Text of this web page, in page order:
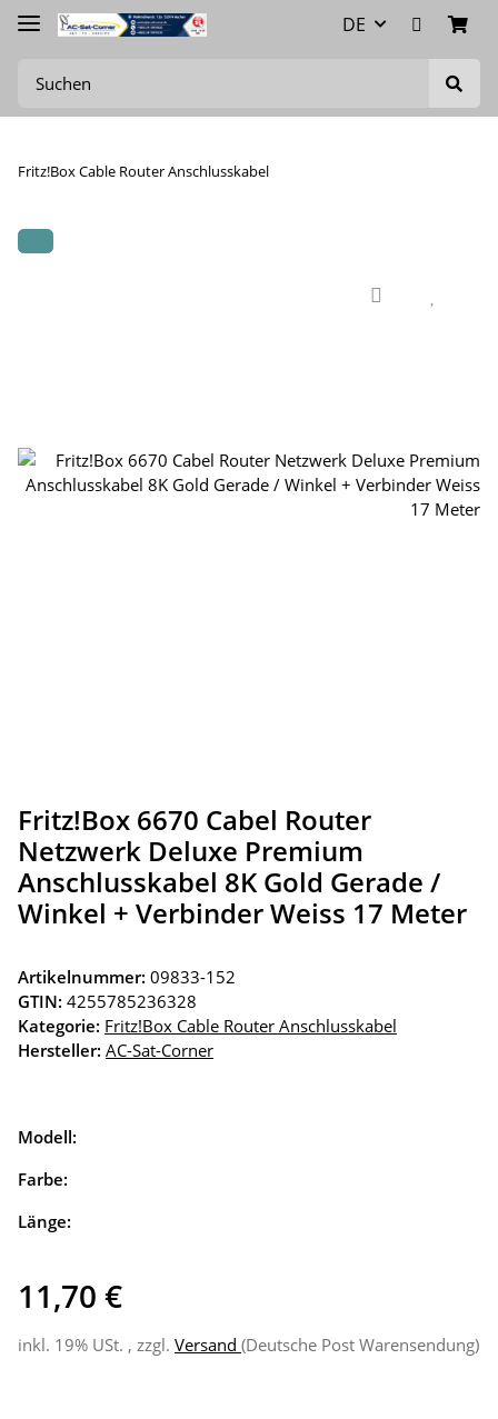
DE
Fritz!Box Cable Router Anschlusskabel
Fritz!Box 6670 Cabel Router
Netzwerk Deluxe Premium
Anschlusskabel 8K Gold Gerade /
Winkel + Verbinder Weiss 17 Meter
Artikelnummer: 09833-152
GTIN: 4255785236328
Kategorie: Fritz!Box Cable Router Anschlusskabel
Hersteller: AC-Sat-Corner
Modell:
Farbe:
Länge:
11,70 €
inkl. 19% USt. , zzgl. Versand (Deutsche Post Warensendung)